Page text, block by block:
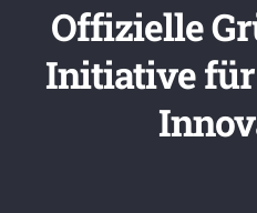
Offizielle
Initiative